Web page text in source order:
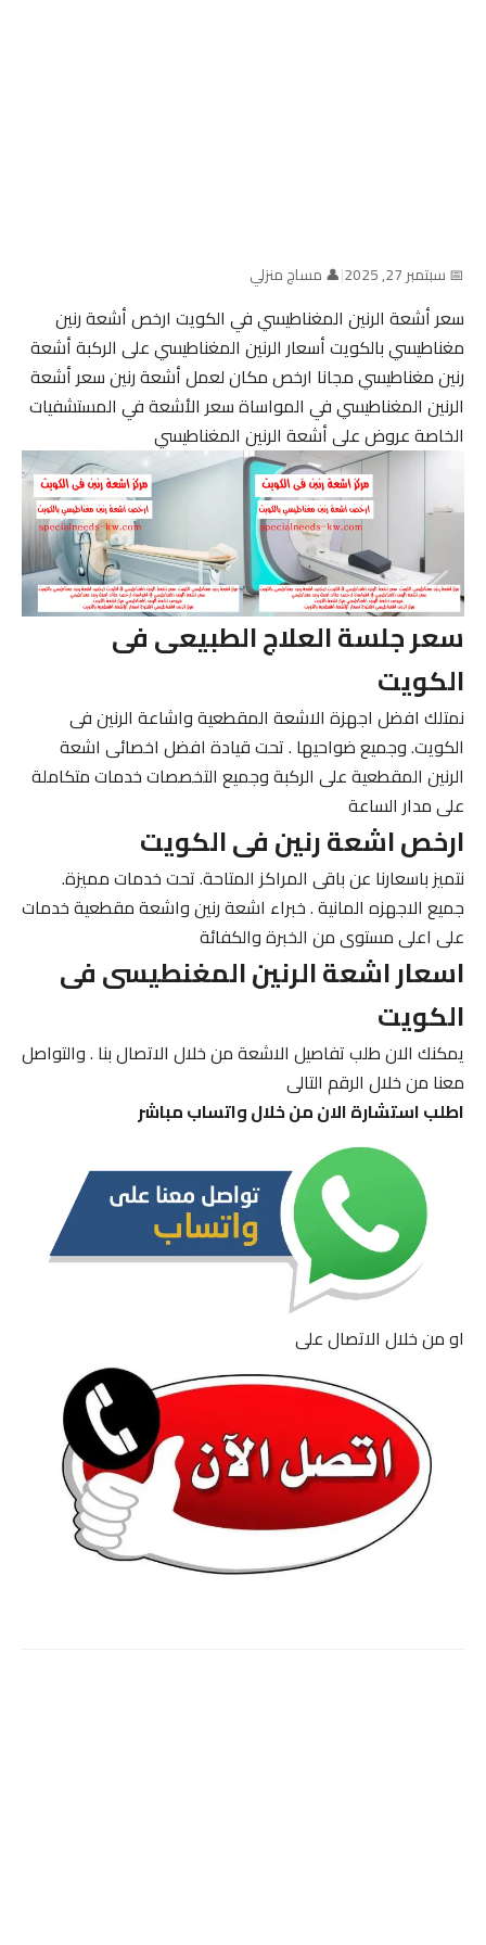
📅 سبتمبر 27, 2025 |👤 مساج منزلي
سعر أشعة الرنين المغناطيسي في الكويت ارخص أشعة رنين
مغناطيسي بالكويت أسعار الرنين المغناطيسي على الركبة أشعة
رنين مغناطيسي مجانا ارخص مكان لعمل أشعة رنين سعر أشعة
الرنين المغناطيسي في المواساة سعر الأشعة في المستشفيات
الخاصة عروض على أشعة الرنين المغناطيسي
سعر جلسة العلاج الطبيعى فى
الكويت
نمتلك افضل اجهزة الاشعة المقطعية واشاعة الرنين فى
الكويت. وجميع ضواحيها . تحت قيادة افضل اخصائى اشعة
الرنين المقطعية على الركبة وجميع التخصصات خدمات متكاملة
على مدار الساعة
ارخص اشعة رنين فى الكويت
نتميز باسعارنا عن باقى المراكز المتاحة. تحت خدمات مميزة.
جميع الاجهزه المانية . خبراء اشعة رنين واشعة مقطعية خدمات
على اعلى مستوى من الخبرة والكفائة
اسعار اشعة الرنين المغنطيسى فى
الكويت
يمكنك الان طلب تفاصيل الاشعة من خلال الاتصال بنا . والتواصل
معنا من خلال الرقم التالى
اطلب استشارة الان من خلال واتساب مباشر
او من خلال الاتصال على